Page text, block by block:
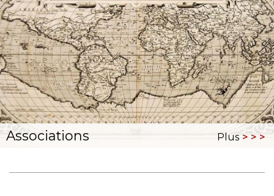
Associations Plus